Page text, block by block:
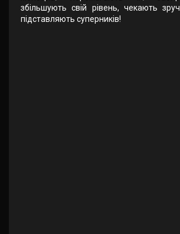
збільшують свій рівень, чекають
підставляють суперників!